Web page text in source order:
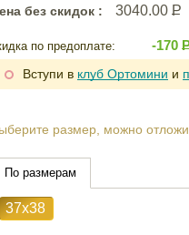
без скидок : 3040.00Р
по предоплате: -170
Вступи в клуб Ортомини и
размер, можно
По размерам
37х38